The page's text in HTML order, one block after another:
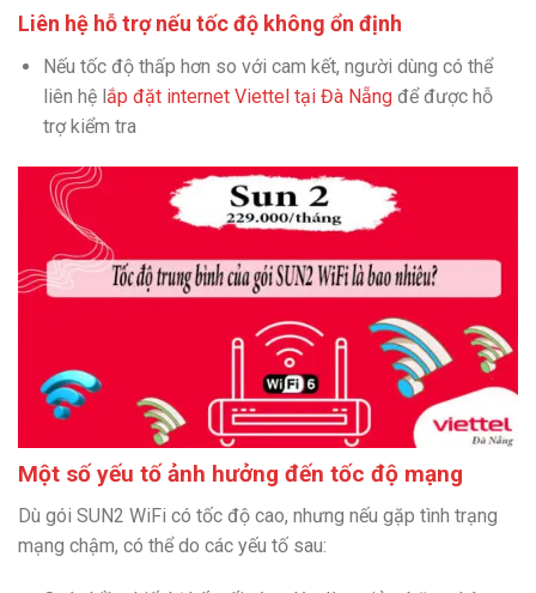
Liên hệ hỗ trợ nếu tốc độ không ổn định
Nếu tốc độ thấp hơn so với cam kết, người dùng có thể
liên hệ l ắp đặt internet Viettel tại Đà Nẵngđể được hỗ
trợ kiểm tra
Một số yếu tố ảnh hưởng đến tốc độ mạng
Dù gói SUN2 WiFi có tốc độ cao, nhưng nếu gặp tình trạng
mạng chậm, có thể do các yếu tố sau: